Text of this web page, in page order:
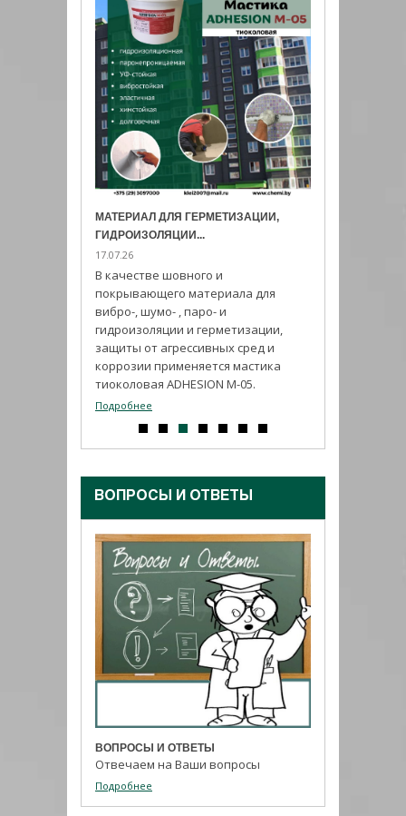
МАТЕРИАЛ ДЛЯ ГЕРМЕТИЗАЦИИ,
ГИДРОИЗОЛЯЦИИ...
17.07.26
В качестве шовного и
покрывающего материала для
вибро-, шумо- , паро- и
гидроизоляции и герметизации,
защиты от агрессивных сред и
коррозии применяется мастика
тиоколовая ADHESION M-05.
Подробнее
ВОПРОСЫ И ОТВЕТЫ
ВОПРОСЫ И ОТВЕТЫ
Отвечаем на Ваши вопросы
Подробнее